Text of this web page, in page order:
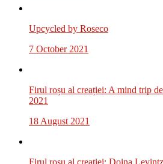
Upcycled by Roseco
7 October 2021
Firul roșu al creației: A mind trip
2021
18 August 2021